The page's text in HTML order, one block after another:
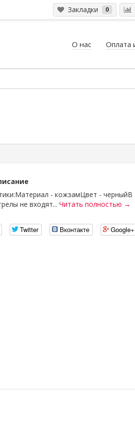
Закладки 0
О нас Оплата
- кожзамЦвет - черныйВ
не входят... Читать полностью →
Twitter Вконтакте Google+